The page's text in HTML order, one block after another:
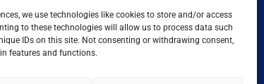
we use technologies like cookies to store and/or access
to these technologies will allow us to process data such
IDs on this site. Not consenting or withdrawing consent,
features and functions.